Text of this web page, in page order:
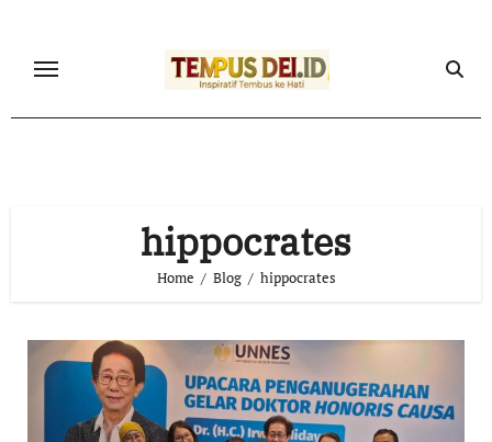
content
hippocrates
Home Blog hippocrates